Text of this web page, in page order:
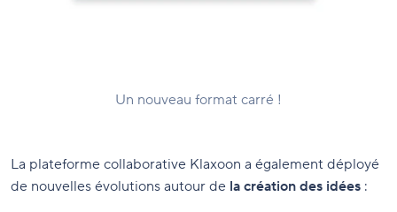
Un nouveau format carré !
La plateforme collaborative Klaxoon a également déployé
de nouvelles évolutions autour de la création des idées :